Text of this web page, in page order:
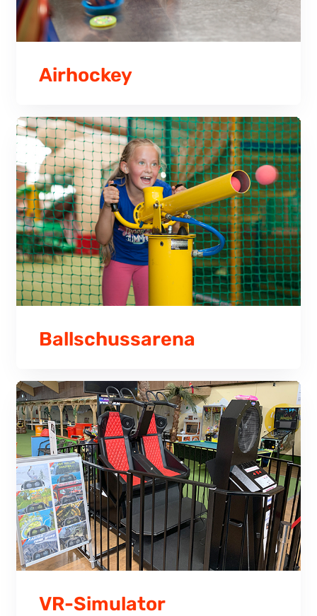
Airhockey
Ballschussarena
VR-Simulator